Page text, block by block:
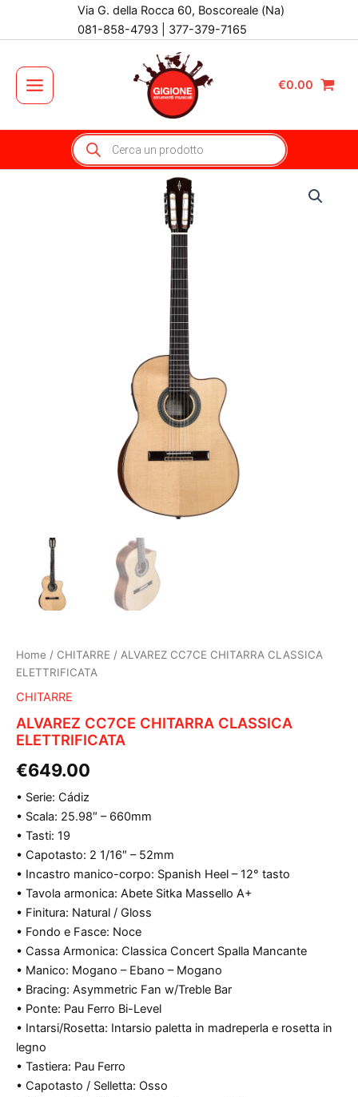
Via G. della Rocca 60, Boscoreale (Na)
081-858-4793 | 377-379-7165
Main
Menu
€0.00
Products
search
Home / CHITARRE / ALVAREZ CC7CE CHITARRA CLASSICA
ELETTRIFICATA
CHITARRE
ALVAREZ CC7CE CHITARRA CLASSICA
ELETTRIFICATA
€649.00
• Serie: Cádiz
• Scala: 25.98″ – 660mm
• Tasti: 19
• Capotasto: 2 1/16″ – 52mm
• Incastro manico-corpo: Spanish Heel – 12° tasto
• Tavola armonica: Abete Sitka Massello A+
• Finitura: Natural / Gloss
• Fondo e Fasce: Noce
• Cassa Armonica: Classica Concert Spalla Mancante
• Manico: Mogano – Ebano – Mogano
• Bracing: Asymmetric Fan w/Treble Bar
• Ponte: Pau Ferro Bi-Level
• Intarsi/Rosetta: Intarsio paletta in madreperla e rosetta in
legno
• Tastiera: Pau Ferro
• Capotasto / Selletta: Osso